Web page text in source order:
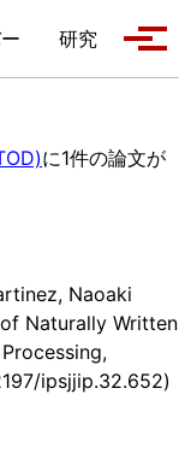
研究
に1件の論文が
Naoaki
Naturally Written
ipsjjip.32.652)